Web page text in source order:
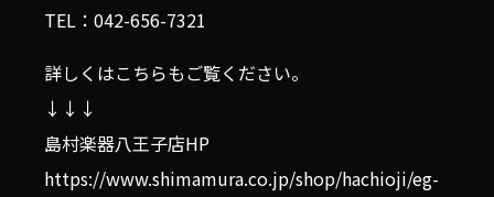
TEL： 042-656-7321
詳しくはこちらもご覧ください。
↓↓↓
島村楽器八王子店HP
https://www.shimamura.co.jp/shop/hachioji/eg-